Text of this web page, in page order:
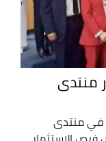
في منتدى